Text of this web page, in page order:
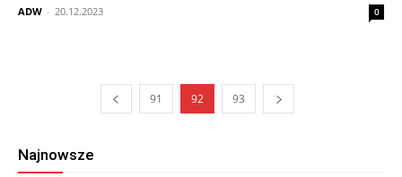
ADW - 20.12.2023 0
91 92 93
Najnowsze